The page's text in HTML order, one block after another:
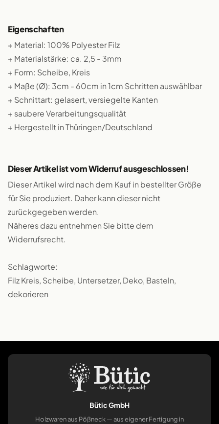
Eigenschaften
+ Material: 100% Polyester Filz
+ Materialstärke: ca. 2,5 - 3mm
+ Form: Scheibe, Kreis
+ Maße (Ø): 3cm - 60cm in 1cm Schritten auswählbar
+ Schnittart: gelasert, versiegelte Kanten
+ saubere Verarbeitungsqualität
+ Hergestellt in Thüringen/Deutschland
Dieser Artikel ist vom Widerruf ausgeschlossen!
Dieser Artikel wird nach dem Kauf in bestellter Größe
für Sie produziert. Daher kann dieser nicht
zurückgegeben werden.
Näheres dazu entnehmen Sie bitte dem
Widerrufsrecht.
Schlagworte:
Filz Kreis, Scheibe, Untersetzer, Deko, Basteln,
dekorieren
Bütic GmbH
Holzwaren aus Pößneck — aus eigener Fertigung in